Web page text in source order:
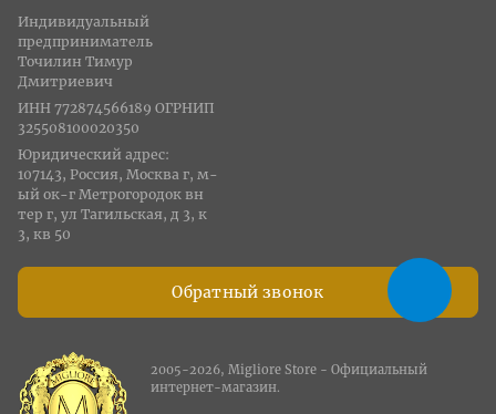
Обратный звонок
Индивидуальный
предприниматель
Точилин Тимур
Дмитриевич
ИНН 772874566189 ОГРНИП
325508100020350
Юридический адрес:
107143, Россия, Москва г, м-
ый ок-г Метрогородок вн
тер г, ул Тагильская, д 3, к
3, кв 50
2005-2026, Migliore Store - Официальный
интернет-магазин.